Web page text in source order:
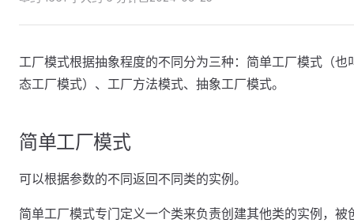
工厂模式根据抽象程度的不同分为三种：简单工厂模式（也
态工厂模式）、工厂方法模式、抽象工厂模式。
简单工厂模式
可以根据参数的不同返回不同类的实例。
简单工厂模式专门定义一个类来负责创建其他类的实例，被